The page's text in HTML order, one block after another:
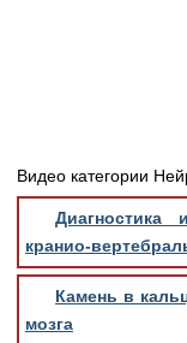
Обратная связь
Добавить материал
Видео категории
кранио-
Камень в
мозга